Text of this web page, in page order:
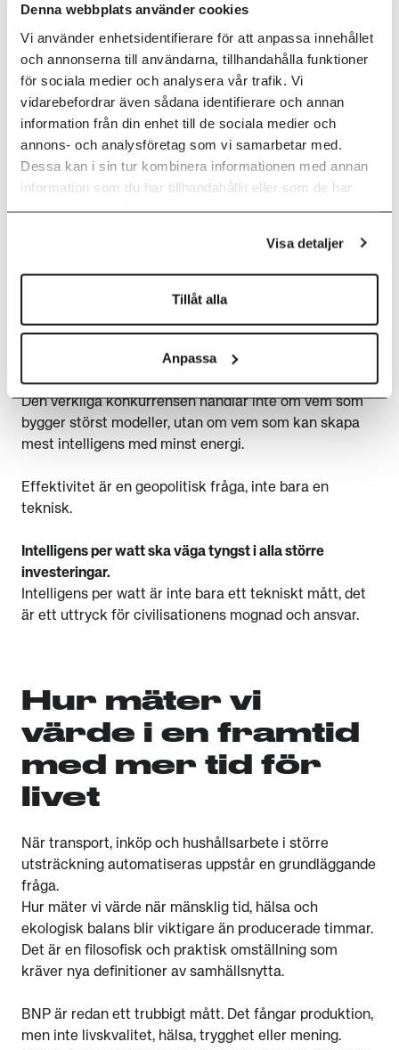
Denna webbplats använder cookies
Vi använder enhetsidentifierare för att anpassa innehållet
och annonserna till användarna, tillhandahålla funktioner
för sociala medier och analysera vår trafik. Vi
vidarebefordrar även sådana identifierare och annan
information från din enhet till de sociala medier och
annons- och analysföretag som vi samarbetar med.
Dessa kan i sin tur kombinera informationen med annan
information som du har tillhandahållit eller som de har
samlat in när du har använt deras tjänster.
Visa detaljer
Tillåt alla
Anpassa
Energikostnaden
för intelligens och
infrastruktur
Compute-hungern väcker frågor om energibehovet för
framtida AI-utveckling och hur infrastruktur ska
Behovet av robust digital infrastruktur och
styrningsmekanismer är centralt för att undvika
När intelligens blir en ny råvara blir energi dess valuta.
Den verkliga konkurrensen handlar inte om vem som
bygger störst modeller, utan om vem som kan skapa
mest intelligens med minst energi.
Effektivitet är en geopolitisk fråga, inte bara en
teknisk.
Intelligens per watt ska väga tyngst i alla större
investeringar.
Intelligens per watt är inte bara ett tekniskt mått, det
är ett uttryck för civilisationens mognad och ansvar.
Hur mäter vi
värde i en framtid
med mer tid för
livet
När transport, inköp och hushållsarbete i större
utsträckning automatiseras uppstår en grundläggande
fråga.
Hur mäter vi värde när mänsklig tid, hälsa och
ekologisk balans blir viktigare än producerade timmar.
Det är en filosofisk och praktisk omställning som
kräver nya definitioner av samhällsnytta.
BNP är redan ett trubbigt mått. Det fångar produktion,
men inte livskvalitet, hälsa, trygghet eller mening.